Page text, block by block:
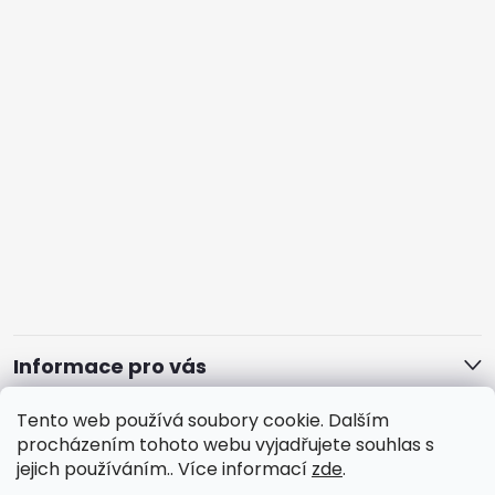
Tento web používá soubory cookie. Dalším
procházením tohoto webu vyjadřujete souhlas s
jejich používáním.. Více informací zde.
Informace pro vás